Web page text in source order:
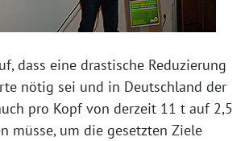
dass eine drastische Reduzierung
nötig sei und in Deutschland der
pro Kopf von derzeit 11 t auf 2,5
müsse, um die gesetzten Ziele